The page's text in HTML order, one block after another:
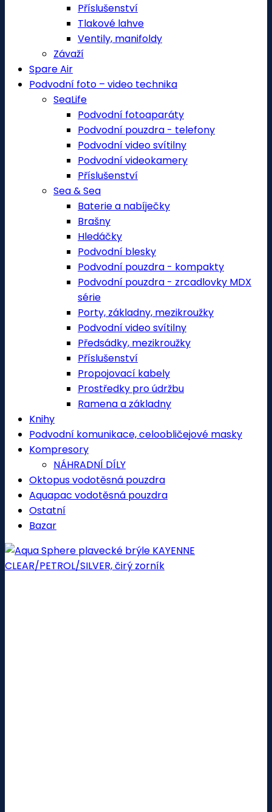
Příslušenství
Tlakové lahve
Ventily, manifoldy
Závaží
Spare Air
Podvodní foto – video technika
SeaLife
Podvodní fotoaparáty
Podvodní pouzdra - telefony
Podvodní video svítilny
Podvodní videokamery
Příslušenství
Sea & Sea
Baterie a nabíječky
Brašny
Hledáčky
Podvodní blesky
Podvodní pouzdra - kompakty
Podvodní pouzdra - zrcadlovky MDX
série
Porty, základny, mezikroužky
Podvodní video svítilny
Předsádky, mezikroužky
Příslušenství
Propojovací kabely
Prostředky pro údržbu
Ramena a základny
Knihy
Podvodní komunikace, celoobličejové masky
Kompresory
NÁHRADNÍ DÍLY
Oktopus vodotěsná pouzdra
Aquapac vodotěsná pouzdra
Ostatní
Bazar